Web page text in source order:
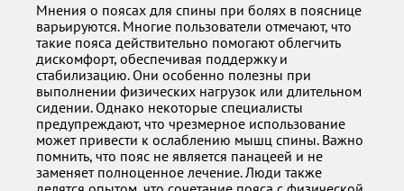
Мнения о поясах для спины при болях в пояснице
варьируются. Многие пользователи отмечают, что
такие пояса действительно помогают облегчить
дискомфорт, обеспечивая поддержку и
стабилизацию. Они особенно полезны при
выполнении физических нагрузок или длительном
сидении. Однако некоторые специалисты
предупреждают, что чрезмерное использование
может привести к ослаблению мышц спины. Важно
помнить, что пояс не является панацеей и не
заменяет полноценное лечение. Люди также